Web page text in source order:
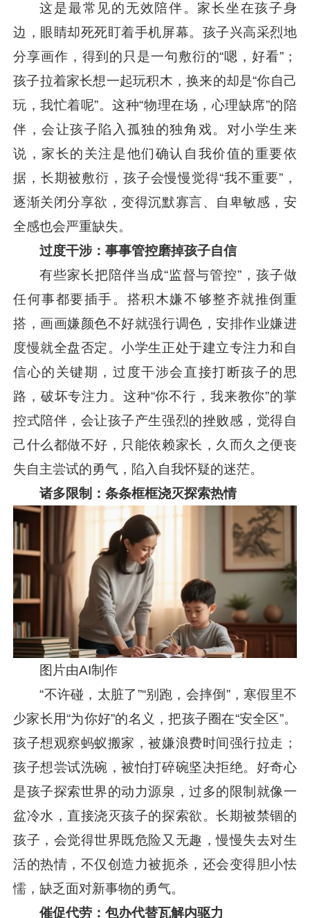
这是最常见的无效陪伴。家长坐在孩子身
边，眼睛却死死盯着手机屏幕。孩子兴高采烈地
分享画作，得到的只是一句敷衍的“嗯，好看”；
孩子拉着家长想一起玩积木，换来的却是“你自己
玩，我忙着呢”。这种“物理在场，心理缺席”的陪
伴，会让孩子陷入孤独的独角戏。对小学生来
说，家长的关注是他们确认自我价值的重要依
据，长期被敷衍，孩子会慢慢觉得“我不重要”，
逐渐关闭分享欲，变得沉默寡言、自卑敏感，安
全感也会严重缺失。
过度干涉：事事管控磨掉孩子自信
有些家长把陪伴当成“监督与管控”，孩子做
任何事都要插手。搭积木嫌不够整齐就推倒重
搭，画画嫌颜色不好就强行调色，安排作业嫌进
度慢就全盘否定。小学生正处于建立专注力和自
信心的关键期，过度干涉会直接打断孩子的思
路，破坏专注力。这种“你不行，我来教你”的掌
控式陪伴，会让孩子产生强烈的挫败感，觉得自
己什么都做不好，只能依赖家长，久而久之便丧
失自主尝试的勇气，陷入自我怀疑的迷茫。
诸多限制：条条框框浇灭探索热情
图片由AI制作
“不许碰，太脏了”“别跑，会摔倒”，寒假里不
少家长用“为你好”的名义，把孩子圈在“安全区”。
孩子想观察蚂蚁搬家，被嫌浪费时间强行拉走；
孩子想尝试洗碗，被怕打碎碗坚决拒绝。好奇心
是孩子探索世界的动力源泉，过多的限制就像一
盆冷水，直接浇灭孩子的探索欲。长期被禁锢的
孩子，会觉得世界既危险又无趣，慢慢失去对生
活的热情，不仅创造力被扼杀，还会变得胆小怯
懦，缺乏面对新事物的勇气。
催促代劳：包办代替瓦解内驱力